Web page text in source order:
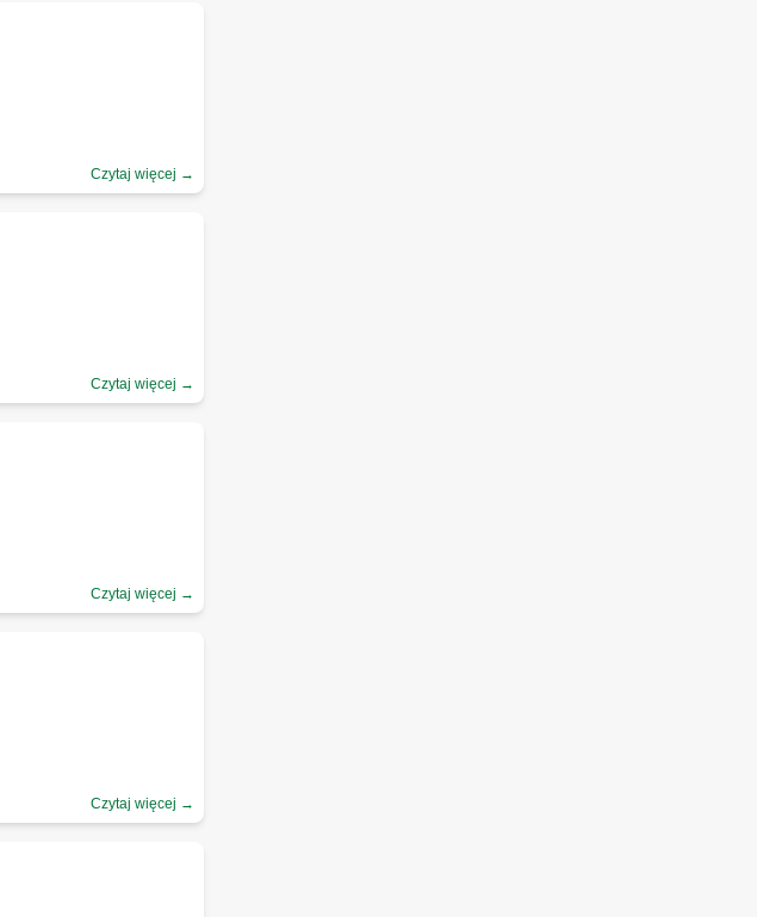
Czytaj więcej →
Czytaj więcej →
Czytaj więcej →
Czytaj więcej →